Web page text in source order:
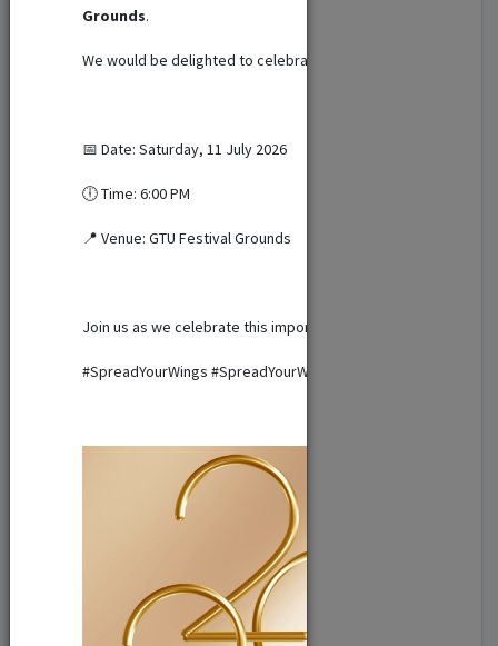
Conference (18)
Grounds.
We would be delighted to celebrate this meaningful
📅 Date: Saturday, 11 July 2026
🕕 Time: 6:00 PM
📍 Venue: GTU Festival Grounds
Join us as we celebrate this important milestone and take
#SpreadYourWings #SpreadYourWingsToTheFuture #GTU